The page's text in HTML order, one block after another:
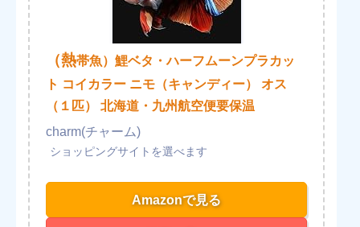
（熱帯魚）鯉ベタ・ハーフムーンプラカッ
ト コイカラー ニモ（キャンディー） オス
（１匹） 北海道・九州航空便要保温
charm(チャーム)
Amazonで見る